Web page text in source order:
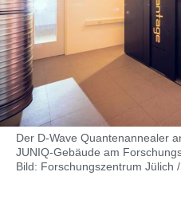
Der D-Wave Quantenannealer
JUNIQ-Gebäude am
Bild: Forschungszentrum Jülich